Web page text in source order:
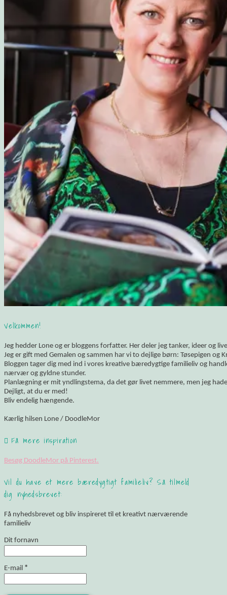
Velkommen!
Jeg hedder Lone og er bloggens forfatter. Her deler jeg tanker, ideer og
Jeg er gift med Gemalen og sammen har vi to dejlige børn: Tøsepigen og
Bloggen tager dig med ind i vores kreative bæredygtige familieliv og
nærvær og gyldne stunder.
Planlægning er mit yndlingstema, da det gør livet nemmere, men jeg
Dejligt, at du er med!
Bliv endelig hængende.
Kærlig hilsen Lone / DoodleMor
Få mere inspiration
Besøg DoodleMor på Pinterest.
Vil du have et mere bæredygtigt familieliv? Så tilmeld
dig nyhedsbrevet:
Få nyhedsbrevet og bliv inspireret til et kreativt nærværende
familieliv
Dit fornavn
E-mail *